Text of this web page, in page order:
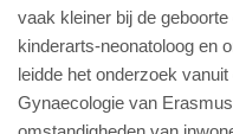
vaak kleiner bij de
kinderarts-neonatoloog en
leidde het onderzoek
Gynaecologie van